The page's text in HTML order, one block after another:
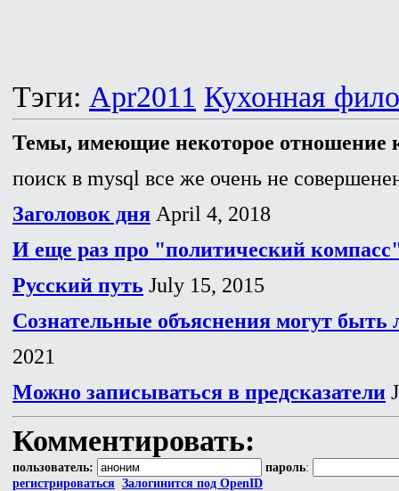
Тэги: Apr2011 Кухонная
Темы, имеющие некоторое отношение
поиск в mysql все же очень не
Заголовок дня April 4, 2018
И еще раз про "политический
Русский путь July 15, 2015
Сознательные объяснения могут
2021
Можно записываться в предсказатели
Комментировать:
пользователь: пароль:
регистрироваться Залогинится под OpenID